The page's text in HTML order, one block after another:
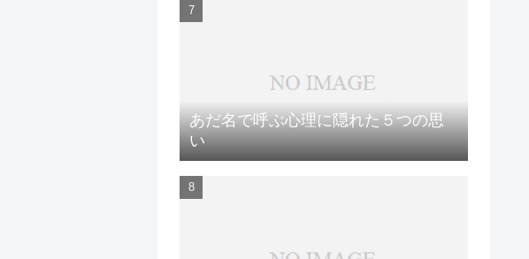
あだ名で呼ぶ心理に隠れた５つの思
い